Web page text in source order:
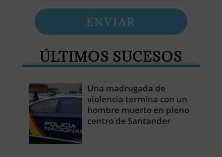
ENVIAR
ÚLTIMOS SUCESOS
Una madrugada de
violencia termina con un
hombre muerto en pleno
centro de Santander